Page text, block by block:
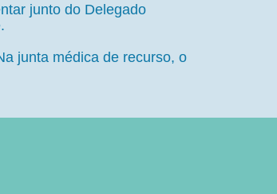
junto do Delegado
junta médica de recurso, o